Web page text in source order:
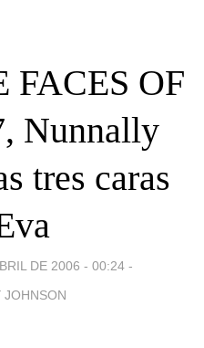
FACES OF
Nunnally
tres caras
DE 2006 - 00:24 -
JOHNSON